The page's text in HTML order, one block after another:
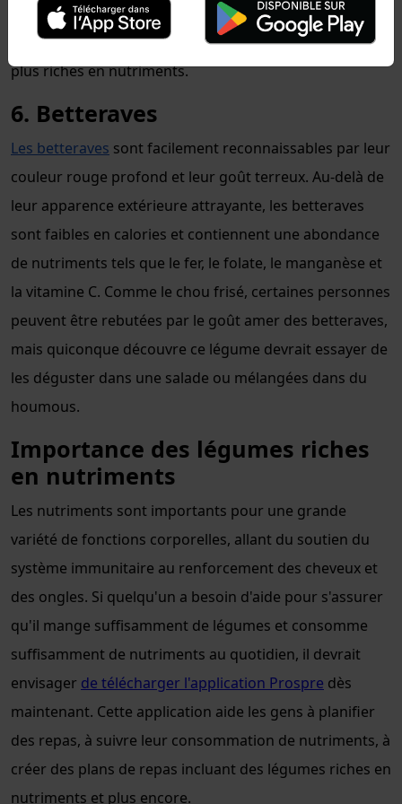
pour des choses comme la santé des yeux. Cela permet
aux carottes de figurer sur cette liste des légumes les
plus riches en nutriments.
6. Betteraves
Les betteraves sont facilement reconnaissables par leur
couleur rouge profond et leur goût terreux. Au-delà de
leur apparence extérieure attrayante, les betteraves
sont faibles en calories et contiennent une abondance
de nutriments tels que le fer, le folate, le manganèse et
la vitamine C. Comme le chou frisé, certaines personnes
peuvent être rebutées par le goût amer des betteraves,
mais quiconque découvre ce légume devrait essayer de
les déguster dans une salade ou mélangées dans du
houmous.
Importance des légumes riches
en nutriments
Les nutriments sont importants pour une grande
variété de fonctions corporelles, allant du soutien du
système immunitaire au renforcement des cheveux et
des ongles. Si quelqu'un a besoin d'aide pour s'assurer
qu'il mange suffisamment de légumes et consomme
suffisamment de nutriments au quotidien, il devrait
envisager de télécharger l'application Prospre dès
maintenant. Cette application aide les gens à planifier
des repas, à suivre leur consommation de nutriments, à
créer des plans de repas incluant des légumes riches en
nutriments et plus encore.